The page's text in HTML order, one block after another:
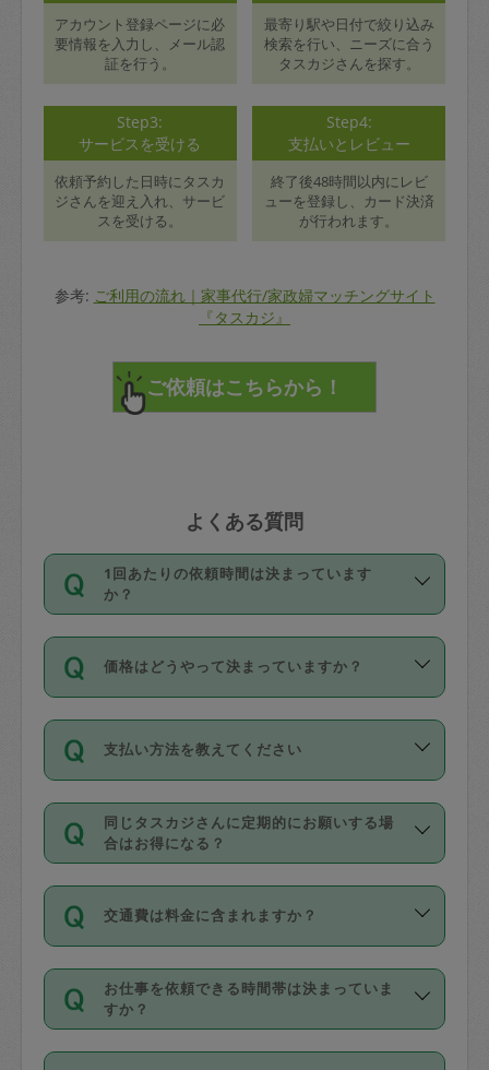
アカウント登録ページに必
要情報を入力し、メール認
証を行う。
最寄り駅や日付で絞り込み
検索を行い、ニーズに合う
タスカジさんを探す。
Step3:
サービスを受ける
依頼予約した日時にタスカ
ジさんを迎え入れ、サービ
スを受ける。
Step4:
支払いとレビュー
終了後48時間以内にレビ
ューを登録し、カード決済
が行われます。
参考: ご利用の流れ｜家事代行/家政婦マッチングサイト
『タスカジ』
よくある質問
1回あたりの依頼時間は決まっています
か？
依頼1回につき3時間固定です。3時間を
超えて依頼したい場合は、延長機能をご
利用ください。機能をご利用いただくに
の上事前申請することが必要です。な
お、3時間を下回っても、値引き等はござ
いません。
価格はどうやって決まっていますか？
11種類の価格帯の中からタスカジさん自
身が価格を選んで設定しています。
タスカジさんの価格設定には最初は制限
があり、レビュー件数、レビューの平均
値、などで除々に設定可能な最高額が上
がっていく仕組みになっています。
支払い方法を教えてください
お支払方法はクレジットカード（Visa／
Master／JCB／AMERICAN EXPRESS／
Diners Club）のみとなります。
を行う際にご入力ください。プロフィー
ル登録時にはご入力いただかなくても大
丈夫です。
デビットカード・プリペイドカード（Vプ
リカ、au WALLETなど）は支払にはご利
同じタスカジさんに定期的にお願いする場
合はお得になる？
依頼には「スポット」と「定期（毎週｜
隔週）」があり、「定期」の依頼は「ス
ポット」よりお得な料金でご利用できま
す。
定期の最低利用回数は設けていない代わ
りに、一定数を超えたキャンセルは有償
交通費は料金に含まれますか？
交通費は依頼料金とは別途発生し、依頼
料金のご請求と合わせてお支払いとなり
ます。交通費の金額は「依頼の詳細」に
お仕事を依頼できる時間帯は決まっていま
すか？
時間帯は3種類あります。いずれも１回あ